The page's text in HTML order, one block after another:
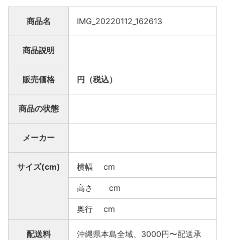
商品名 IMG_20220112_162613
商品説明
販売価格 円（税込）
商品の状態
メーカー
サイズ(cm) 横幅 cm
高さ cm
奥行 cm
配送料
沖縄県本島全域、3000円〜配送承